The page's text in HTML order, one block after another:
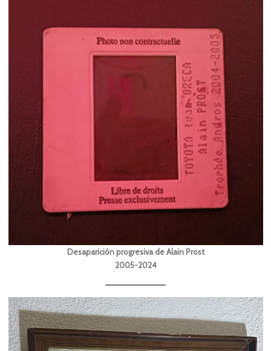
Desaparición progresiva de Alain Prost
2005-2024